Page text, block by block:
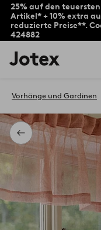
25% auf den teuersten
Artikel* + 10% extra
reduzierte Preise**.
424882
Jotex-
Logo
Startseite
Zurück
Vorhänge und Gardinen